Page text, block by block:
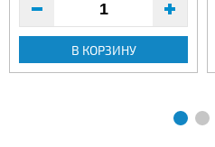
В КОРЗИНУ